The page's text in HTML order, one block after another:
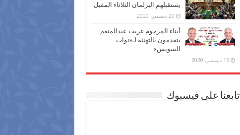
يستقبلهم البرلمان الثلاثاء المقبل
20 ديسمبر، 2020
أبناء المرحوم غريب عبدالمنعم
يتقدمون بالتهنئة لـ«نواب
السويس»
13 ديسمبر، 2020
تابعنا على فيسبوك